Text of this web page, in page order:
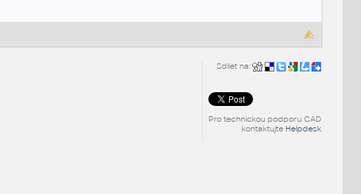
Sdílet na:
Pro technickou podporu CAD
kontaktujte Helpdesk